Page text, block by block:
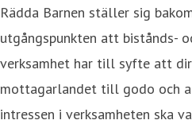
Rädda Barnen ställer sig
utgångspunkten att bistånds-
verksamhet har till syfte att
mottagarlandet till godo och
intressen i verksamheten ska